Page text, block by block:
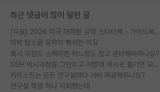
최근 댓글이 많이 달린 글
[무료] 2026 미국 대학원 유학 스타터팩 - 가이드북 & 합격자 컨택메일 템플릿
미박 탑스쿨 유학이 빡세진 이유
혹시 이정도 스펙이면 어느정도 잡고 준비해야하나요?
SSH 박사과정을 그만두고 지방대 박사로 옮기면 교수의 꿈은 끝일까요?
카이스트는 모든 연구실마다 서버 제공해주나요?
연구실 학생 하나 자퇴했는데